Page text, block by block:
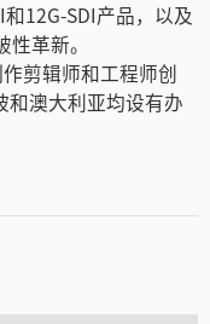
12G-SDI产品，以及
革新。
剪辑师和工程师创
和澳大利亚均设有办